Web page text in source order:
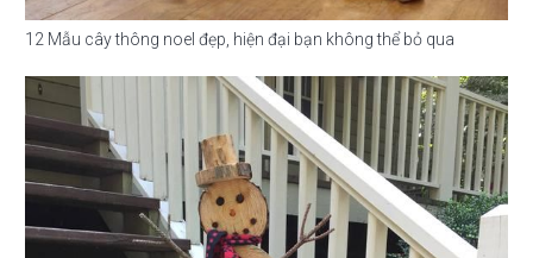
12 Mẫu cây thông noel đẹp, hiện đại bạn không thể bỏ qua